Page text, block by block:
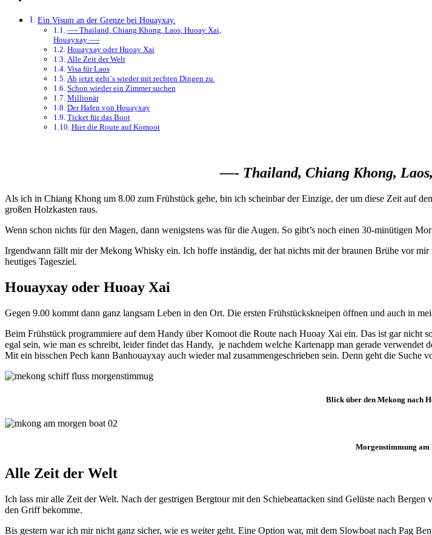
Ein Visum an der Grenze bei Houayxay.
—- Thailand, Chiang Khong, Laos, Huoay Xai,
Houayxay —-
Houayxay oder Huoay Xai
Alle Zeit der Welt
Visa für Laos
Ab jetzt geht`s wieder mit rechten Dingen zu.
Schon wieder ein Zimmer suchen
Millionär
Der Hafen von Houayxay
Ticket für das Boot
Hier die Route auf Komoot
—- Thailand, Chiang Khong,
Als ich in Chiang Khong um 8.00 zum Frühstück gehe, bin ich scheinbar der Einzige, der um diese Zeit auf
großen Holzkasten raus.
Wenn schon nichts für den Magen, dann wenigstens was für die Augen. So gibt’s noch einen 30-minütigen
Irgendwann fällt mir der Mekong Whisky ein. Ich hoffe inständig, der hat nichts mit der braunen Brühe vor
heutiges Tagesziel.
Houayxay oder Huoay Xai
Gegen 9.00 kommt dann ganz langsam Leben in den Ort. Die ersten Frühstückskneipen öffnen und auch in
Beim Frühstück programmiere auf dem Handy über Komoot die Route nach Huoay Xai ein. Das ist gar
egal sein, wie man es schreibt, leider findet das Handy, je nachdem welche Kartenapp man gerade
Mit ein bisschen Pech kann Banhouayxay auch wieder mal zusammengeschrieben sein. Denn geht die Suche
Blick über den Mekong nach
Morgenstimmung am
Alle Zeit der Welt
Ich lass mir alle Zeit der Welt. Nach der gestrigen Bergtour mit den Schiebeattacken sind Gelüste nach
den Griff bekomme.
Bis gestern war ich mir nicht ganz sicher, wie es weiter geht. Eine Option war, mit dem Slowboat nach Pag